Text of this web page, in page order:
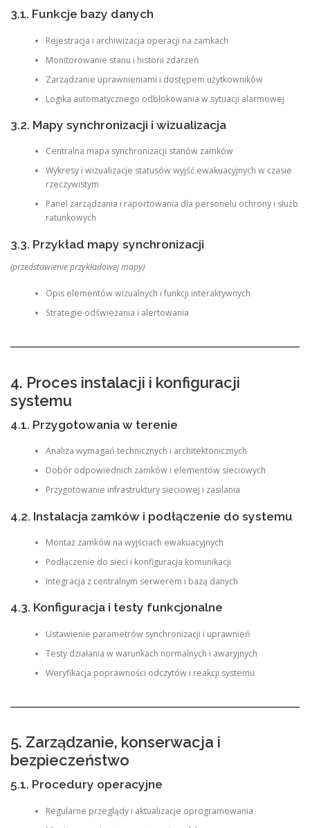
3.1. Funkcje bazy danych
Rejestracja i archiwizacja operacji na zamkach
Monitorowanie stanu i historii zdarzeń
Zarządzanie uprawnieniami i dostępem użytkowników
Logika automatycznego odblokowania w sytuacji alarmowej
3.2. Mapy synchronizacji i wizualizacja
Centralna mapa synchronizacji stanów zamków
Wykresy i wizualizacje statusów wyjść ewakuacyjnych w czasie
rzeczywistym
Panel zarządzania i raportowania dla personelu ochrony i służb
ratunkowych
3.3. Przykład mapy synchronizacji
(przedstawienie przykładowej mapy)
Opis elementów wizualnych i funkcji interaktywnych
Strategie odświeżania i alertowania
4. Proces instalacji i konfiguracji
systemu
4.1. Przygotowania w terenie
Analiza wymagań technicznych i architektonicznych
Dobór odpowiednich zamków i elementów sieciowych
Przygotowanie infrastruktury sieciowej i zasilania
4.2. Instalacja zamków i podłączenie do systemu
Montaż zamków na wyjściach ewakuacyjnych
Podłączenie do sieci i konfiguracja komunikacji
Integracja z centralnym serwerem i bazą danych
4.3. Konfiguracja i testy funkcjonalne
Ustawienie parametrów synchronizacji i uprawnień
Testy działania w warunkach normalnych i awaryjnych
Weryfikacja poprawności odczytów i reakcji systemu
5. Zarządzanie, konserwacja i
bezpieczeństwo
5.1. Procedury operacyjne
Regularne przeglądy i aktualizacje oprogramowania